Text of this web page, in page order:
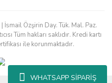
WHATSAPP SİPARİŞ
Özşirin Day. Tük. Mal. Paz.
Tüm hakları saklıdır. Kredi kartı
ile korunmaktadır.